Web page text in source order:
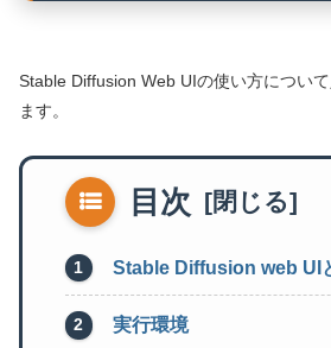
Stable Diffusion Web UIの使い方につい
ます。
目次
Stable Diffusion web UI
実行環境